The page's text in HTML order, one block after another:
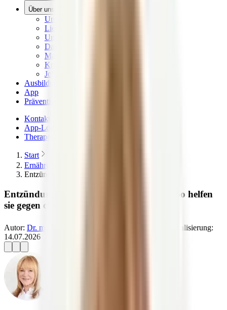
Über uns
Unsere Vision
Liebscher & Bracht Übungen
Unser Qualitätsversprechen
Das Team & die Familie
Magazin – News & Stories
Kritik & Transparenz
Jobs
Ausbildungen
App
Präventionskurse
Kontakt
App-Login
Therapeuten finden
Start
Ernährungslexikon
Entzündungshemmende Lebensmittel
Entzündungshemmende Lebensmittel — So helfen
sie gegen chronische Erkrankungen
Autor: Dr. med. Petra Bracht
Letzte Aktualisierung:
14.07.2026